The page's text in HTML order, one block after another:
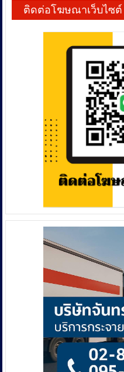
ติดต่อโฆษณาเว็บไซต์